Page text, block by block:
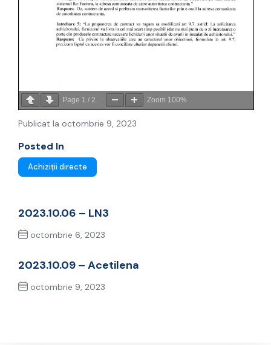
Page 1 / 2 Zoom 100%
Publicat la octombrie 9, 2023
Posted In
Achiziții directe
2023.10.06 – LN3
octombrie 6, 2023
2023.10.09 – Acetilena
octombrie 9, 2023